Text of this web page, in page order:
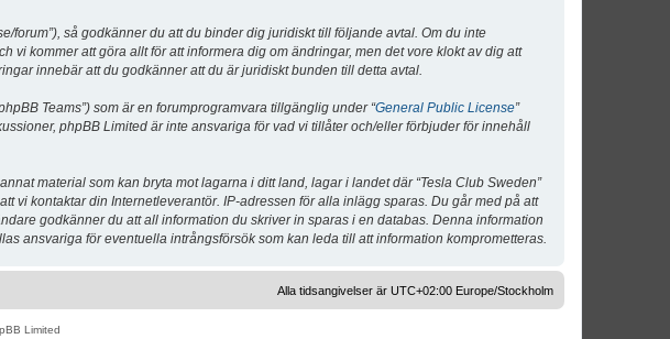
forum”), så godkänner du att du binder dig juridiskt till följande avtal. Om du inte
vi kommer att göra allt för att informera dig om ändringar, men det vore klokt av dig att
innebär att du godkänner att du är juridiskt bunden till detta avtal.
Teams”) som är en forumprogramvara tillgänglig under “General Public License”
phpBB Limited är inte ansvariga för vad vi tillåter och/eller förbjuder för innehåll
material som kan bryta mot lagarna i ditt land, lagar i landet där “Tesla Club Sweden”
vi kontaktar din Internetleverantör. IP-adressen för alla inlägg sparas. Du går med på att
godkänner du att all information du skriver in sparas i en databas. Denna information
ansvariga för eventuella intrångsförsök som kan leda till att information komprometteras.
Alla tidsangivelser är UTC+02:00 Europe/Stockholm
Limited